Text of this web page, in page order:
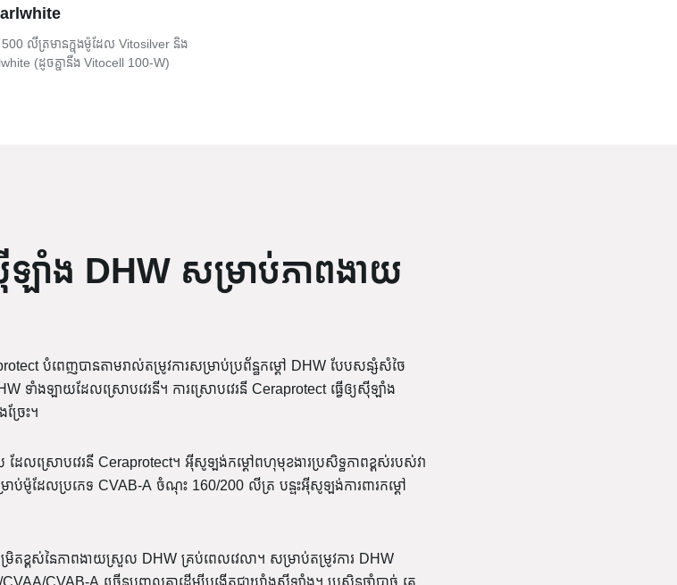
លីត្រមានក្នុងម៉ូដែល Vitosilver និង
(ដូចគ្នានឹង Vitocell 100-W)
ាំង DHW សម្រាប់ភាពងាយ
បំពេញបានតាមរាល់តម្រូវការសម្រាប់ប្រព័ន្ធកម្តៅ DHW បែបសន្សំសំចៃ
ងឡាយដែលស្រោបវេរនី។ ការស្រោបវេរនី Ceraprotect ធ្វើឲ្យស៊ីឡាំង
រែះ។
ដែលស្រោបវេរនី Ceraprotect។ អ៊ីសូឡង់កម្តៅពហុមុខងារប្រសិទ្ធភាពខ្ពស់របស់វា
ាប់ម៉ូដែលប្រភេទ CVAB-A ចំណុះ 160/200 លីត្រ បន្ទះអ៊ីសូឡង់ការពារកម្តៅ
តខ្ពស់នៃភាពងាយស្រួល DHW គ្រប់ពេលវេលា។ សម្រាប់តម្រូវការ DHW